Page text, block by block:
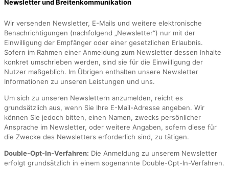
Newsletter und Breitenkommunikation
Wir versenden Newsletter, E-Mails und weitere elektronische
Benachrichtigungen (nachfolgend „Newsletter“) nur mit der
Einwilligung der Empfänger oder einer gesetzlichen Erlaubnis.
Sofern im Rahmen einer Anmeldung zum Newsletter dessen Inhalte
konkret umschrieben werden, sind sie für die Einwilligung der
Nutzer maßgeblich. Im Übrigen enthalten unsere Newsletter
Informationen zu unseren Leistungen und uns.
Um sich zu unseren Newslettern anzumelden, reicht es
grundsätzlich aus, wenn Sie Ihre E-Mail-Adresse angeben. Wir
können Sie jedoch bitten, einen Namen, zwecks persönlicher
Ansprache im Newsletter, oder weitere Angaben, sofern diese für
die Zwecke des Newsletters erforderlich sind, zu tätigen.
Double-Opt-In-Verfahren: Die Anmeldung zu unserem Newsletter
erfolgt grundsätzlich in einem sogenannte Double-Opt-In-Verfahren.